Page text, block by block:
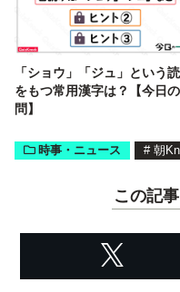
「ショウ」「ジュ」という
をもつ常用漢字は？【今日
問】
時事・ニュース # 朝
この記